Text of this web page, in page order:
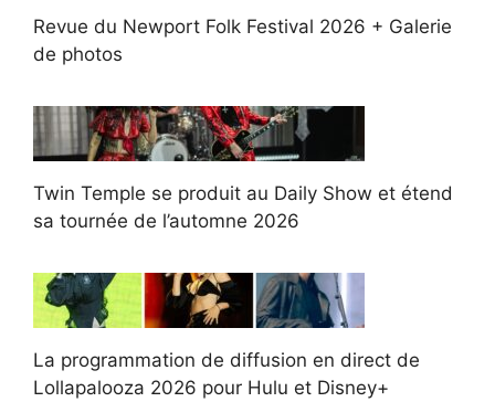
Revue du Newport Folk Festival 2026 + Galerie
de photos
Twin Temple se produit au Daily Show et étend
sa tournée de l’automne 2026
La programmation de diffusion en direct de
Lollapalooza 2026 pour Hulu et Disney+